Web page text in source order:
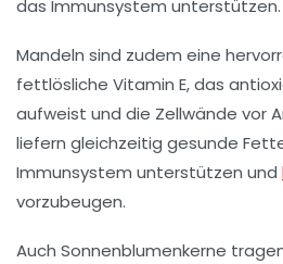
das Immunsystem unterstützen.
Mandeln sind zudem eine
fettlösliche Vitamin E, das
aufweist und die Zellwände vor
liefern gleichzeitig gesunde
Immunsystem unterstützen und
vorzubeugen.
Auch Sonnenblumenkerne